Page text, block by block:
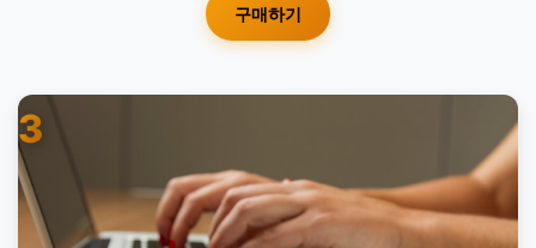
구매하기
3